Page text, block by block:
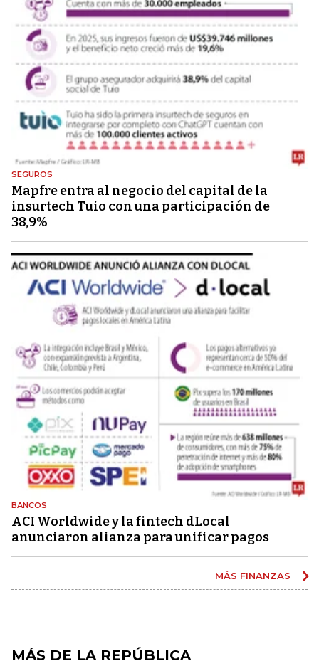
SEGUROS
Mapfre entra al negocio del capital de la
insurtech Tuio con una participación de
38,9%
BANCOS
ACI Worldwide y la fintech dLocal
anunciaron alianza para unificar pagos
MÁS FINANZAS
MÁS DE LA REPÚBLICA